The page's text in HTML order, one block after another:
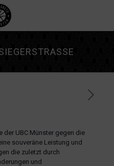
der UBC Münster gegen die
souveräne Leistung und
die zuletzt durch
und